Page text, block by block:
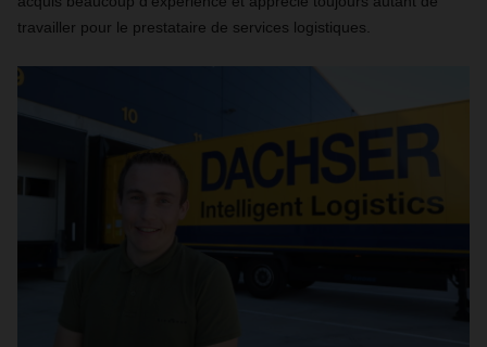
travailler pour le prestataire de services logistiques.